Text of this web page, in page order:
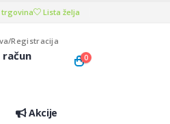
trgovina Lista želja
Registracija
račun 0
Akcije